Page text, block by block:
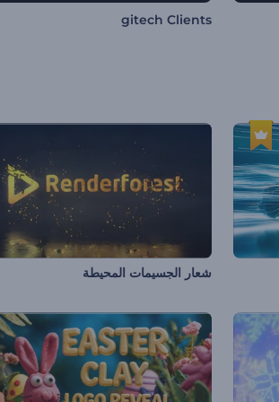
gitech Clients
شعار الجسيمات المحيطة